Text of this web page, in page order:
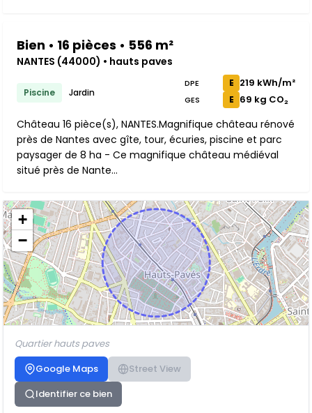
Bien • 16 pièces • 556 m²
NANTES (44000) • hauts paves
Piscine Jardin
DPE E 219 kWh/m²
GES E 69 kg CO₂
Château 16 pièce(s), NANTES.Magnifique château rénové
près de Nantes avec gîte, tour, écuries, piscine et parc
paysager de 8 ha - Ce magnifique château médiéval
situé près de Nante...
+
−
Quartier hauts paves
Google Maps
Street View
Identifier ce bien